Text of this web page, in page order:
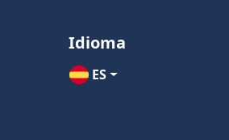
Idioma
ES